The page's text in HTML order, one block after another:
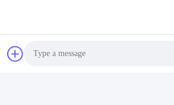
Nanzhuang, Distrik Chancheng, Kota